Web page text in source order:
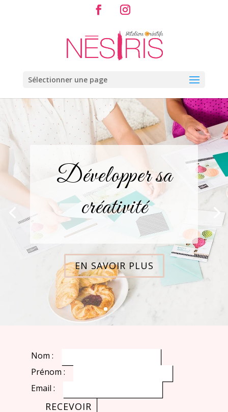
Sélectionner une page
Développer sa
créativité
EN SAVOIR PLUS
Nom :
Prénom :
Email :